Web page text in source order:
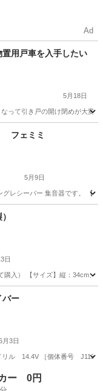
Ad
用戸車を入手したい
5月18日
って引き戸の開け閉めが大変
フェミミ
5月9日
グレシーバー 集音器です。
日
入） 【サイズ】縦：34cm、
トー
月3日
ル 14.4V ［個体番号
ー 0円